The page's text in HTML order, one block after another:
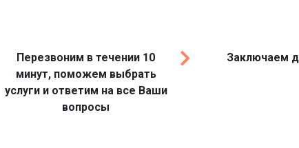
Перезвоним в течении 10
минут, поможем выбрать
услуги и ответим на все Ваши
вопросы
Заключаем